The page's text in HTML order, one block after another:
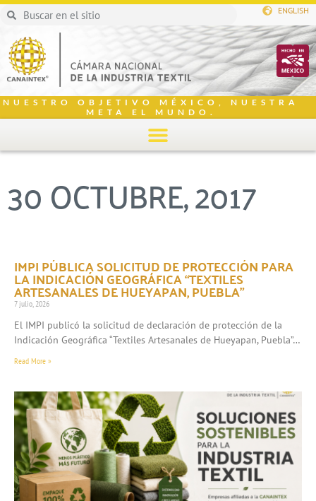
ENGLISH
NUESTRO OBJETIVO MÉXICO, NUESTRA
META EL MUNDO.
30 OCTUBRE, 2017
IMPI PÚBLICA SOLICITUD DE PROTECCIÓN PARA
LA INDICACIÓN GEOGRÁFICA “TEXTILES
ARTESANALES DE HUEYAPAN, PUEBLA”
7 julio, 2026
El IMPI publicó la solicitud de declaración de protección de la
Indicación Geográfica “Textiles Artesanales de Hueyapan, Puebla”…
Read More »